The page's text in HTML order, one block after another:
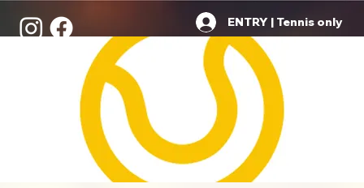
ENTRY | Tennis only